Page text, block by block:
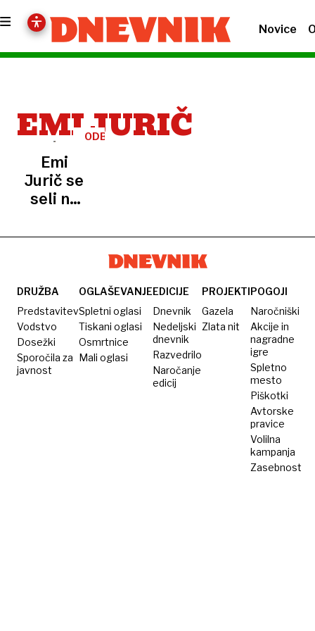
Novice
EMI JURIČ
ODBOJKA
Emi
Jurič se
seli na
Marquette
DRUŽBA
Predstavitev
Vodstvo
Dosežki
Sporočila za
javnost
OGLAŠEVANJE
Spletni oglasi
Tiskani oglasi
Osmrtnice
Mali oglasi
EDICIJE
Dnevnik
Nedeljski
dnevnik
Razvedrilo
Naročanje
edicij
PROJEKTI
Gazela
Zlata nit
POGOJI
Naročniški
Akcije in
nagradne
igre
Spletno
mesto
Piškotki
Avtorske
pravice
Volilna
kampanja
Zasebnost